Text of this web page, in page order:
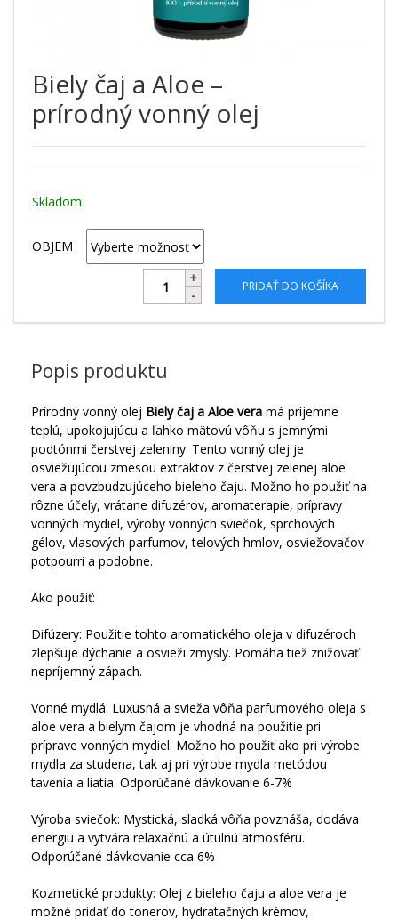
Biely čaj a Aloe –
prírodný vonný olej
Skladom
OBJEM
PRIDAŤ DO KOŠÍKA
Popis produktu
Prírodný vonný olej Biely čaj a Aloe vera má príjemne
teplú, upokojujúcu a ľahko mätovú vôňu s jemnými
podtónmi čerstvej zeleniny. Tento vonný olej je
osviežujúcou zmesou extraktov z čerstvej zelenej aloe
vera a povzbudzujúceho bieleho čaju. Možno ho použiť na
rôzne účely, vrátane difuzérov, aromaterapie, prípravy
vonných mydiel, výroby vonných sviečok, sprchových
gélov, vlasových parfumov, telových hmlov, osviežovačov
potpourri a podobne.
Ako použiť:
Difúzery: Použitie tohto aromatického oleja v difuzéroch
zlepšuje dýchanie a osvieži zmysly. Pomáha tiež znižovať
nepríjemný zápach.
Vonné mydlá: Luxusná a svieža vôňa parfumového oleja s
aloe vera a bielym čajom je vhodná na použitie pri
príprave vonných mydiel. Možno ho použiť ako pri výrobe
mydla za studena, tak aj pri výrobe mydla metódou
tavenia a liatia. Odporúčané dávkovanie 6-7%
Výroba sviečok: Mystická, sladká vôňa povznáša, dodáva
energiu a vytvára relaxačnú a útulnú atmosféru.
Odporúčané dávkovanie cca 6%
Kozmetické produkty: Olej z bieleho čaju a aloe vera je
možné pridať do tonerov, hydratačných krémov,